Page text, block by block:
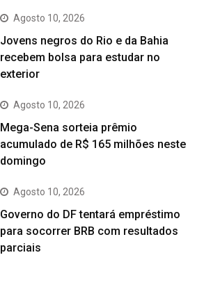
Agosto 10, 2026
Jovens negros do Rio e da Bahia
recebem bolsa para estudar no
exterior
Agosto 10, 2026
Mega-Sena sorteia prêmio
acumulado de R$ 165 milhões neste
domingo
Agosto 10, 2026
Governo do DF tentará empréstimo
para socorrer BRB com resultados
parciais